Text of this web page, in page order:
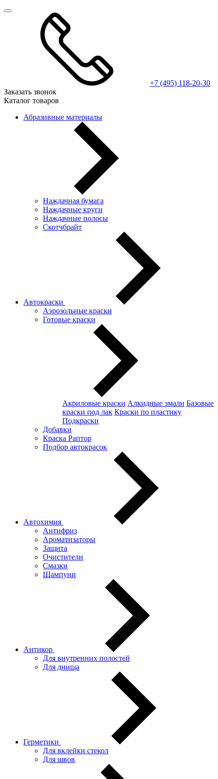
+7 (495) 118-20-30
Заказать звонок
Каталог товаров
Абразивные материалы
Наждачная бумага
Наждачные круги
Наждачные полосы
Скотчбрайт
Автокраски
Аэрозольные краски
Готовые краски
Акриловые краски Алкидные эмали Базовые
краски под лак Краски по пластику
Подкраски
Добавки
Краска Раптор
Подбор автокрасок
Автохимия
Антифриз
Ароматизаторы
Защита
Очистители
Смазки
Шампуни
Антикор
Для внутренних полостей
Для днища
Герметики
Для вклейки стекол
Для швов